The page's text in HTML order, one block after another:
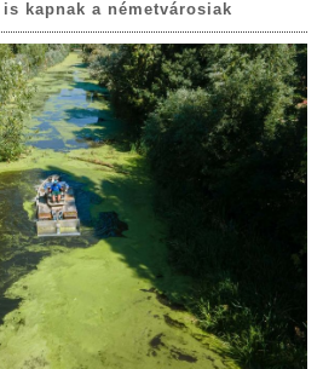
kapnak a németvárosiak